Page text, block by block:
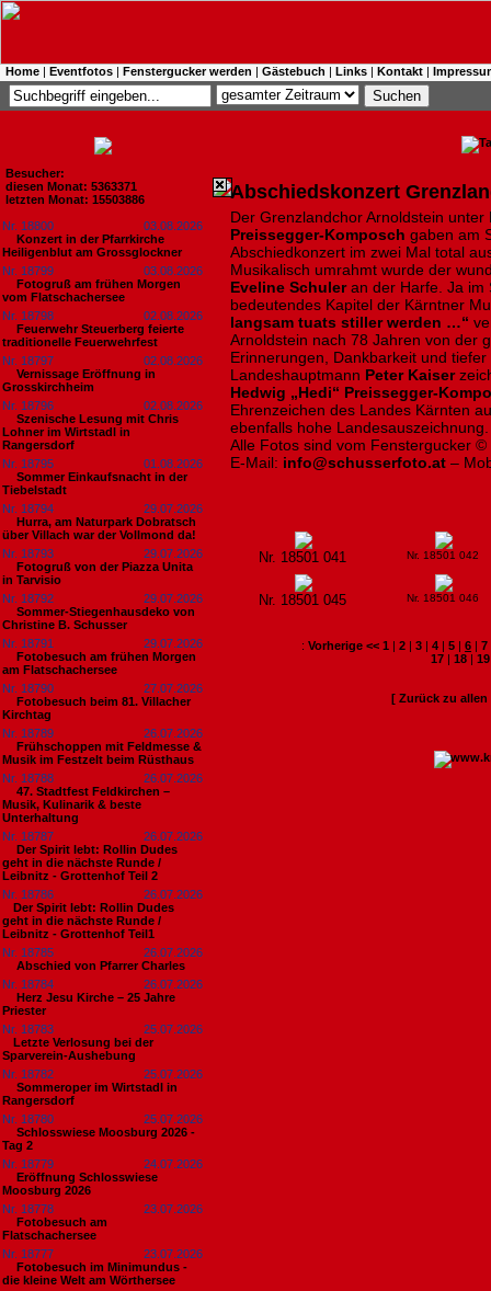
Home | Eventfotos | Fenstergucker werden | Gästebuch | Links | Kontakt |
Besucher:
diesen Monat: 5363371
letzten Monat: 15503886
Nr. 18800
03.08.2026
Konzert in der Pfarrkirche
Heiligenblut am Grossglockner
Nr. 18799
03.08.2026
Fotogruß am frühen Morgen
vom Flatschachersee
Nr. 18798
02.08.2026
Feuerwehr Steuerberg feierte
traditionelle Feuerwehrfest
Nr. 18797
02.08.2026
Vernissage Eröffnung in
Grosskirchheim
Nr. 18796
02.08.2026
Szenische Lesung mit Chris
Lohner im Wirtstadl in
Rangersdorf
Nr. 18795
01.08.2026
Sommer Einkaufsnacht in der
Tiebelstadt
Nr. 18794
29.07.2026
Hurra, am Naturpark Dobratsch
über Villach war der Vollmond da!
Nr. 18793
29.07.2026
Fotogruß von der Piazza Unita
in Tarvisio
Nr. 18792
29.07.2026
Sommer-Stiegenhausdeko von
Christine B. Schusser
Nr. 18791
29.07.2026
Fotobesuch am frühen Morgen
am Flatschachersee
Nr. 18790
27.07.2026
Fotobesuch beim 81. Villacher
Kirchtag
Nr. 18789
26.07.2026
Frühschoppen mit Feldmesse &
Musik im Festzelt beim Rüsthaus
Nr. 18788
26.07.2026
47. Stadtfest Feldkirchen –
Musik, Kulinarik & beste
Unterhaltung
Nr. 18787
26.07.2026
Der Spirit lebt: Rollin Dudes
geht in die nächste Runde /
Leibnitz - Grottenhof Teil 2
Nr. 18786
26.07.2026
​Der Spirit lebt: Rollin Dudes
geht in die nächste Runde /
Leibnitz - Grottenhof Teil1
Nr. 18785
26.07.2026
Abschied von Pfarrer Charles
Nr. 18784
26.07.2026
Herz Jesu Kirche – 25 Jahre
Priester
Nr. 18783
25.07.2026
​Letzte Verlosung bei der
Sparverein-Aushebung
Nr. 18782
25.07.2026
Sommeroper im Wirtstadl in
Rangersdorf
Nr. 18780
25.07.2026
Schlosswiese Moosburg 2026 -
Tag 2
Nr. 18779
24.07.2026
Eröffnung Schlosswiese
Moosburg 2026
Nr. 18778
23.07.2026
Fotobesuch am
Flatschachersee
Nr. 18777
23.07.2026
Fotobesuch im Minimundus -
die kleine Welt am Wörthersee
Abschiedskonzert
Der Grenzlandchor Arnoldstein
Preissegger-Komposch gaben am
Abschiedkonzert im zwei Mal total
Musikalisch umrahmt wurde der
Eveline Schuleran der Harfe. Ja im
bedeutendes Kapitel der Kärntner
langsam tuats stiller werden …“
Arnoldstein nach 78 Jahren von der
Erinnerungen, Dankbarkeit und
Landeshauptmann Peter Kaiser
Hedwig „Hedi“ Preissegger-
Ehrenzeichen des Landes Kärnten
ebenfalls hohe Landesauszeichnung.
Alle Fotos sind vom Fenstergucker ©
E-Mail: info@schusserfoto.at –
Nr. 18501 041 Nr. 18501 042
Nr. 18501 045 Nr. 18501 046
: Vorherige << 1 | 2 | 3 | 4 | 5 | 6 | 7
17 |18 |19
[ Zurück zu